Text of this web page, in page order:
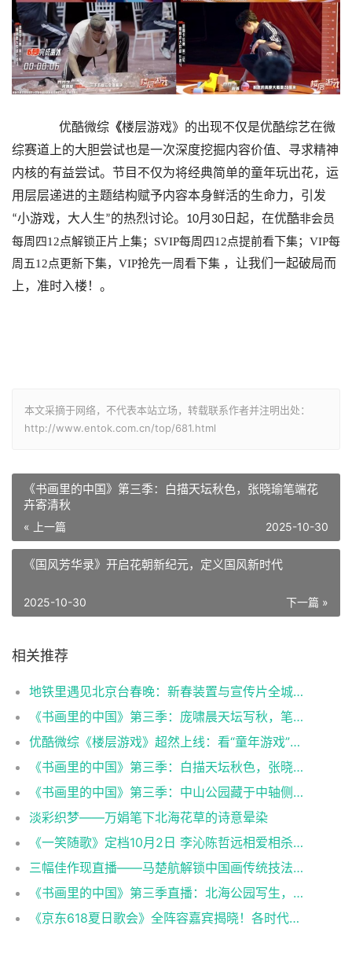
优酷微综 《楼层游戏》的出现不仅是优酷综艺在微
综赛道上的大胆尝试也是一次深度挖掘内容价值、寻求精神
内核的有益尝试。节目不仅为将经典简单的童年玩出花，运
用层层递进的主题结构赋予内容本身鲜活的生命力，引发
“小游戏，大人生”的热烈讨论。 10月 30 日起， 在优酷非会员
每周四12点解锁正片上集；SVIP每周四12点提前看下集；VIP每
周五12点更新下集，VIP抢先一周看下集 ，让我们一起破局而
上，准时入楼 ！ 。
本文采摘于网络，不代表本站立场，转载联系作者并注明出处：
http://www.entok.com.cn/top/681.html
《书画里的中国》第三季：白描天坛秋色，张晓瑜笔端花
卉寄清秋
« 上一篇 2025-10-30
《国风芳华录》开启花朝新纪元，定义国风新时代
下一篇 »
2025-10-30
相关推荐
地铁里遇见北京台春晚：新春装置与宣传片全城上线
《书画里的中国》第三季：庞啸晨天坛写秋，笔墨绘就千年韵
优酷微综《楼层游戏》超然上线：看“童年游戏”爆改“成人局”！
《书画里的中国》第三季：白描天坛秋色，张晓瑜笔端花卉寄清秋
《书画里的中国》第三季：中山公园藏于中轴侧的古园景致，借景故宫诉春秋
淡彩织梦——万娟笔下北海花草的诗意晕染​
《一笑随歌》定档10月2日 李沁陈哲远相爱相杀上演“双强”博弈
三幅佳作现直播——马楚航解锁中国画传统技法与现场创作
《书画里的中国》第三季直播：北海公园写生，三幅画作定格园居意趣
《京东618夏日歌会》全阵容嘉宾揭晓！各时代的记忆来袭